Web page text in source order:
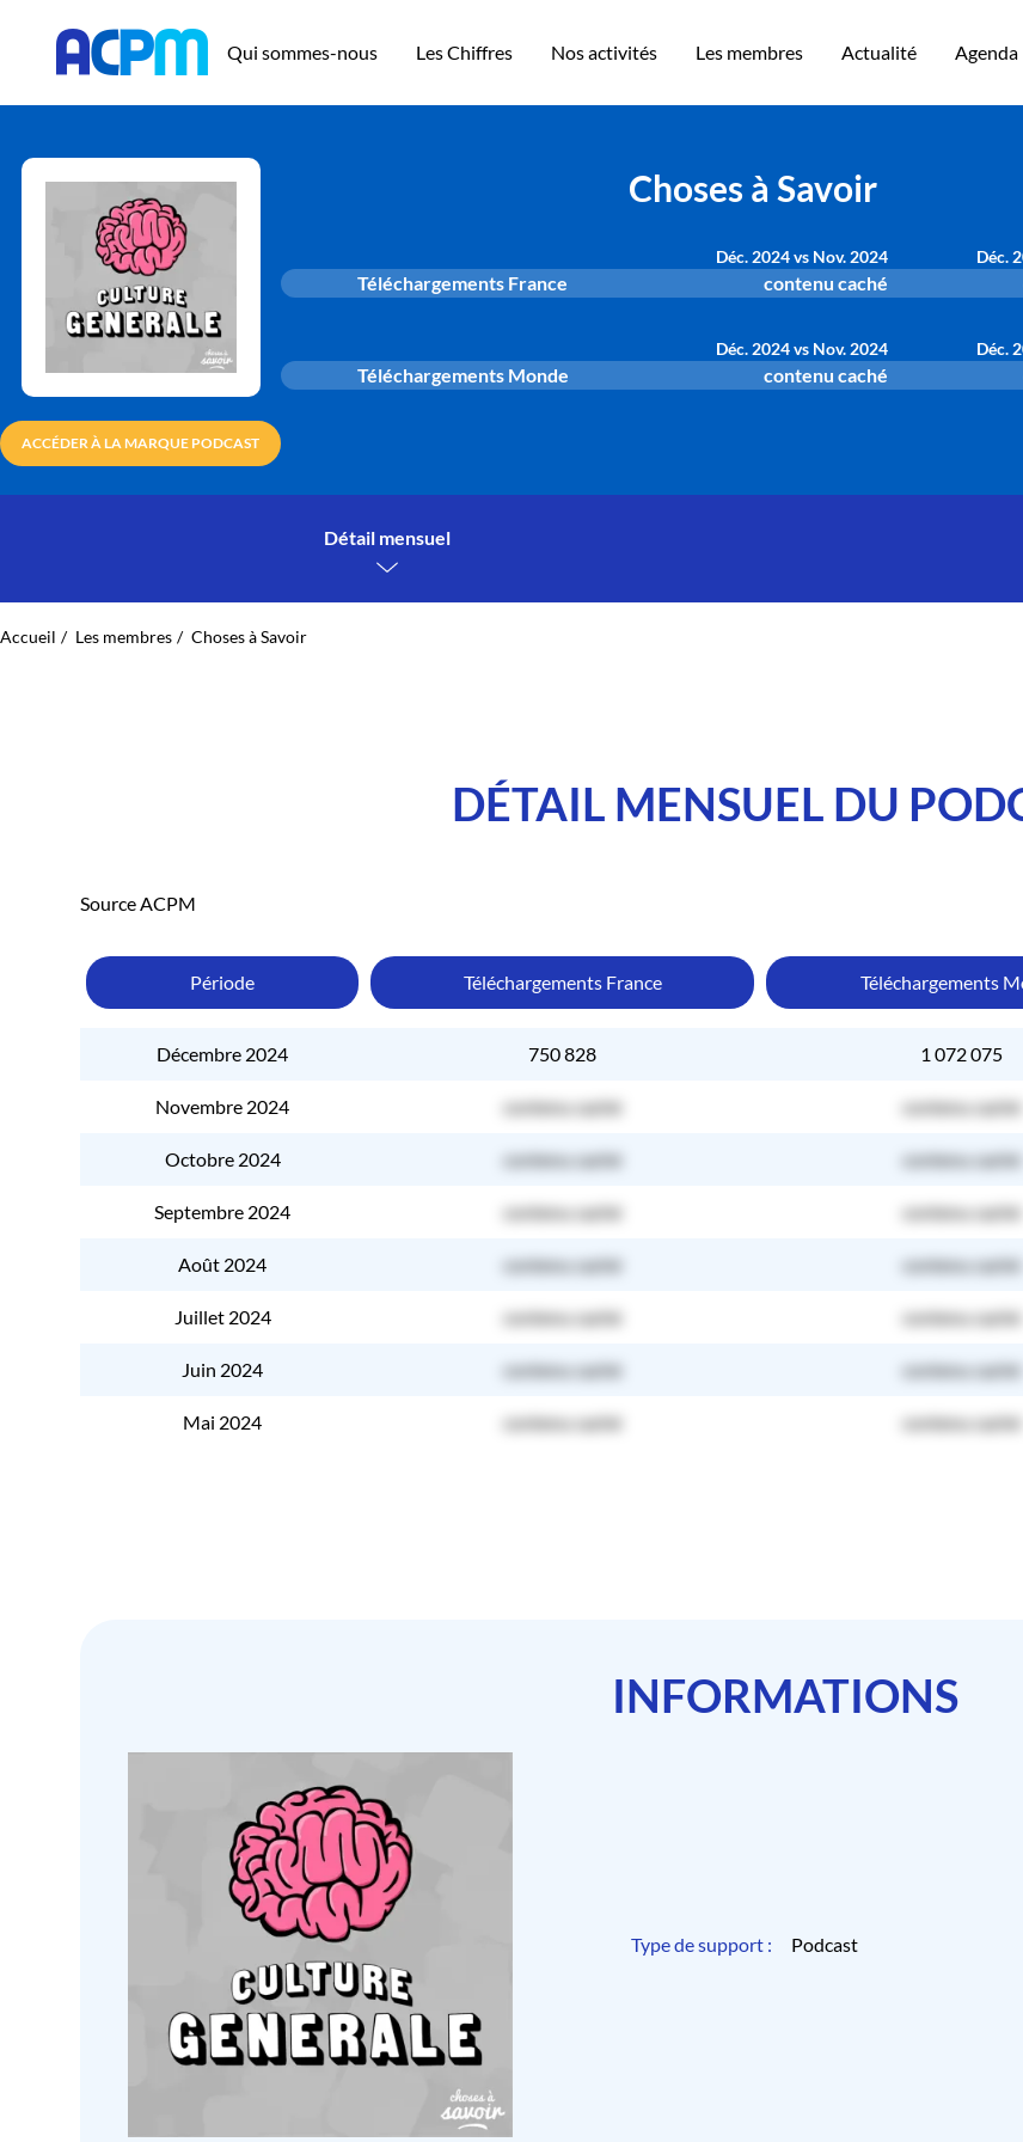
Qui sommes-nous Les Chiffres Nos activités Les membres Actualité Agenda
ACCÉDER À LA MARQUE PODCAST
Choses à Savoir
Déc. 2024 vs Nov. 2024 Déc.
Téléchargements France contenu caché
Déc. 2024 vs Nov. 2024 Déc.
Téléchargements Monde contenu caché
Détail mensuel
Accueil Les membres Choses à Savoir
DÉTAIL MENSUEL DU
Source ACPM
Période Téléchargements France Téléchargements
Décembre 2024 750 828 1 072 075
Novembre 2024 contenu caché contenu caché
Octobre 2024 contenu caché contenu caché
Septembre 2024 contenu caché contenu caché
Août 2024 contenu caché contenu caché
Juillet 2024 contenu caché contenu caché
Juin 2024 contenu caché contenu caché
Mai 2024 contenu caché contenu caché
INFORMATIONS
Type de support : Podcast